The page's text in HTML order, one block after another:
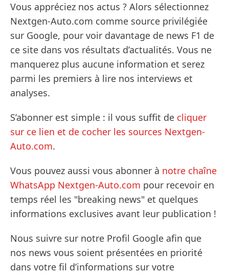
Vous appréciez nos actus ? Alors sélectionnez
Nextgen-Auto.com comme source privilégiée
sur Google, pour voir davantage de news F1 de
ce site dans vos résultats d’actualités. Vous ne
manquerez plus aucune information et serez
parmi les premiers à lire nos interviews et
analyses.
S’abonner est simple : il vous suffit de cliquer
sur ce lien et de cocher les sources Nextgen-
Auto.com.
Vous pouvez aussi vous abonner à notre chaîne
WhatsApp Nextgen-Auto.com pour recevoir en
temps réel les "breaking news" et quelques
informations exclusives avant leur publication !
Nous suivre sur notre Profil Google afin que
nos news vous soient présentées en priorité
dans votre fil d’informations sur votre